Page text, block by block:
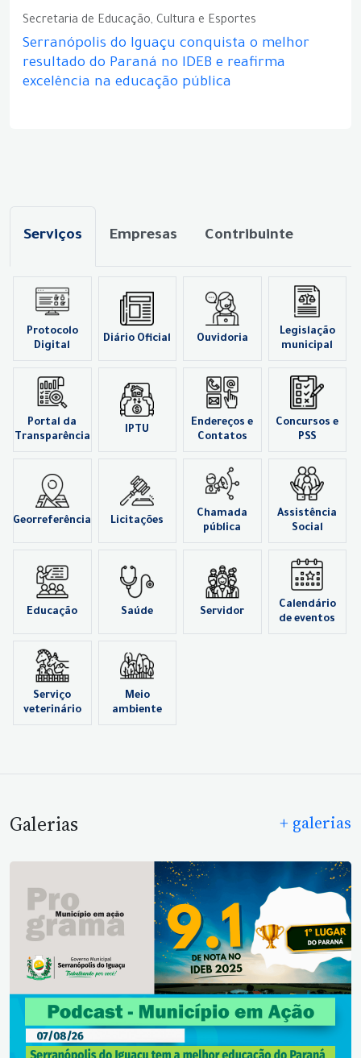
Secretaria de Educação, Cultura e Esportes
Serranópolis do Iguaçu conquista o melhor
resultado do Paraná no IDEB e reafirma
excelência na educação pública
Serviços Empresas Contribuinte
Protocolo
Digital
Diário Oficial Ouvidoria
Legislação
municipal
Portal da
Transparência
IPTU
Endereços e
Contatos
Concursos e
PSS
Georreferência Licitações
Chamada
pública
Assistência
Social
Educação Saúde Servidor
Calendário
de eventos
Serviço
veterinário
Meio
ambiente
Galerias + galerias